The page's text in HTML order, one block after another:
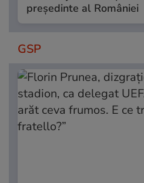
președinte al României
GSP